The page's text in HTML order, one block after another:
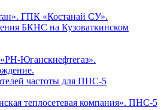
ГПК «Костанай СУ».
Юганскнефтегаз».
теплосетевая компания». ПНС-5